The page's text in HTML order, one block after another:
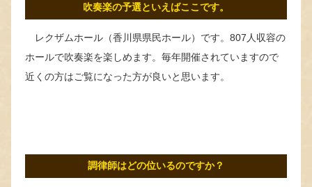
吹奏楽の予選といえばここです。
レクザムホール（香川県県民ホール）です。807人収容の
ホールで吹奏楽を楽しめます。毎年開催されていますので
近くの方はご覧になった方が良いと思います。
調律師はどの位いるのですか？